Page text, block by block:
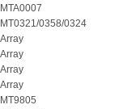
MTA0007
MT0321/0358/0324
Array
Array
Array
Array
MT9805